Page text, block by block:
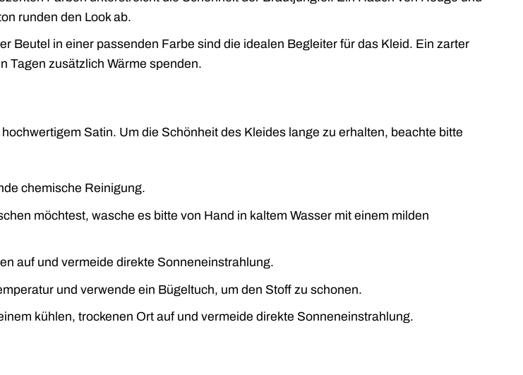
runden den Look ab.
Beutel in einer passenden Farbe sind die idealen Begleiter für das Kleid. Ein zarter
Tagen zusätzlich Wärme spenden.
Satin. Um die Schönheit des Kleides lange zu erhalten, beachte bitte
chemische Reinigung.
möchtest, wasche es bitte von Hand in kaltem Wasser mit einem milden
auf und vermeide direkte Sonneneinstrahlung.
und verwende ein Bügeltuch, um den Stoff zu schonen.
kühlen, trockenen Ort auf und vermeide direkte Sonneneinstrahlung.